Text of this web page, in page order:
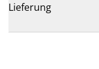
Lieferung